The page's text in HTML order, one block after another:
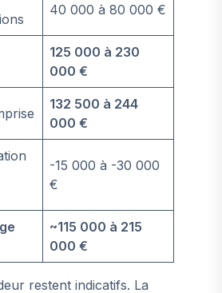
40 000 à 80 000 €
125 000 à 230
000 €
132 500 à 244
000 €
-15 000 à -30 000
€
~115 000 à 215
000 €
restent indicatifs. La